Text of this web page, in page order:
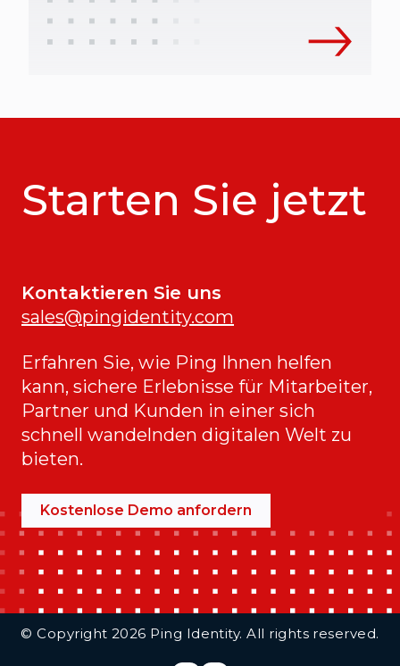
Starten Sie jetzt
Kontaktieren Sie uns
sales@pingidentity.com
Erfahren Sie, wie Ping Ihnen helfen
kann, sichere Erlebnisse für Mitarbeiter,
Partner und Kunden in einer sich
schnell wandelnden digitalen Welt zu
bieten.
Kostenlose Demo anfordern
© Copyright 2026 Ping Identity. All rights reserved.